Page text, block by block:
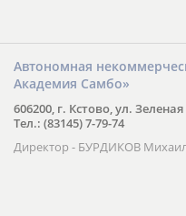
Автономная
Академия Самбо»
606200, г. Кстово, ул. Зеленая
Тел.: (83145) 7-79-74
Директор - БУРДИКОВ